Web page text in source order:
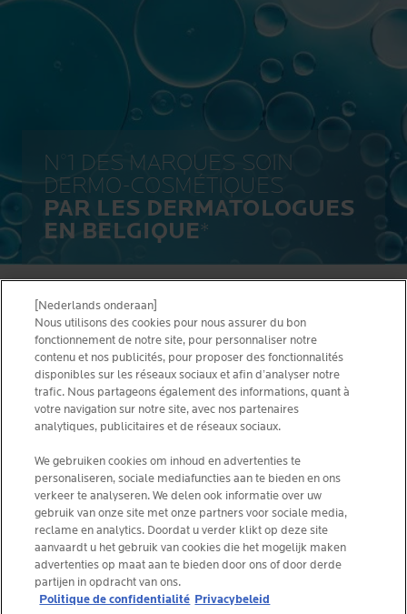
N°1 DES MARQUES SOIN
DERMO-COSMÉTIQUES
PAR LES DERMATOLOGUES
EN BELGIQUE*
CONDITIONS D’UTILISATION
NOUS CONTACTER
PRIVACY POLICY
SITEMAP
COOKIES POLICY
NEWSLETTER
FOUNDATION LA ROCHE-POSAY
CHOISIS TON PAYS
La Roche-Posay Laboratoire Dermatologique CAI
86270 La Roche-Posay France
consumercareNL@loreal.com
[Nederlands onderaan]
Nous utilisons des cookies pour nous assurer du bon
fonctionnement de notre site, pour personnaliser notre
contenu et nos publicités, pour proposer des fonctionnalités
disponibles sur les réseaux sociaux et afin d’analyser notre
trafic. Nous partageons également des informations, quant à
votre navigation sur notre site, avec nos partenaires
analytiques, publicitaires et de réseaux sociaux.
We gebruiken cookies om inhoud en advertenties te
personaliseren, sociale mediafuncties aan te bieden en ons
verkeer te analyseren. We delen ook informatie over uw
gebruik van onze site met onze partners voor sociale media,
reclame en analytics. Doordat u verder klikt op deze site
aanvaardt u het gebruik van cookies die het mogelijk maken
advertenties op maat aan te bieden door ons of door derde
partijen in opdracht van ons.
Politique de confidentialité Privacybeleid